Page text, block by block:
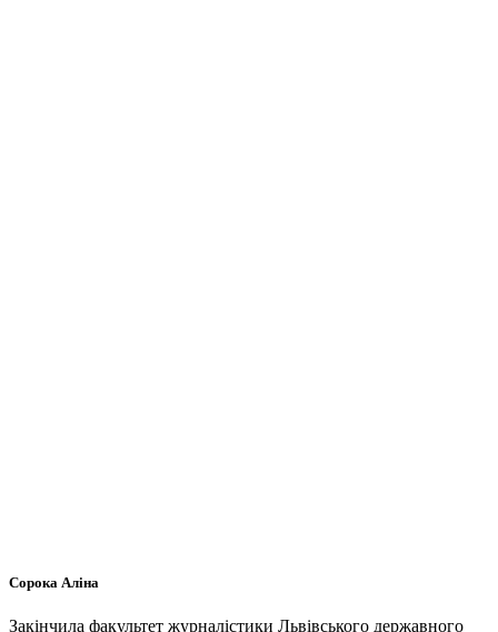
Сорока Аліна
Закінчила факультет журналістики Львівського державного